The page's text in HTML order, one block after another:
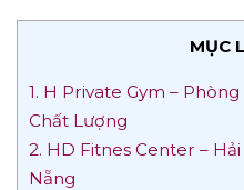
MỤC
1. H Private Gym –
Chất Lượng
2. HD Fitnes Center –
Nẵng